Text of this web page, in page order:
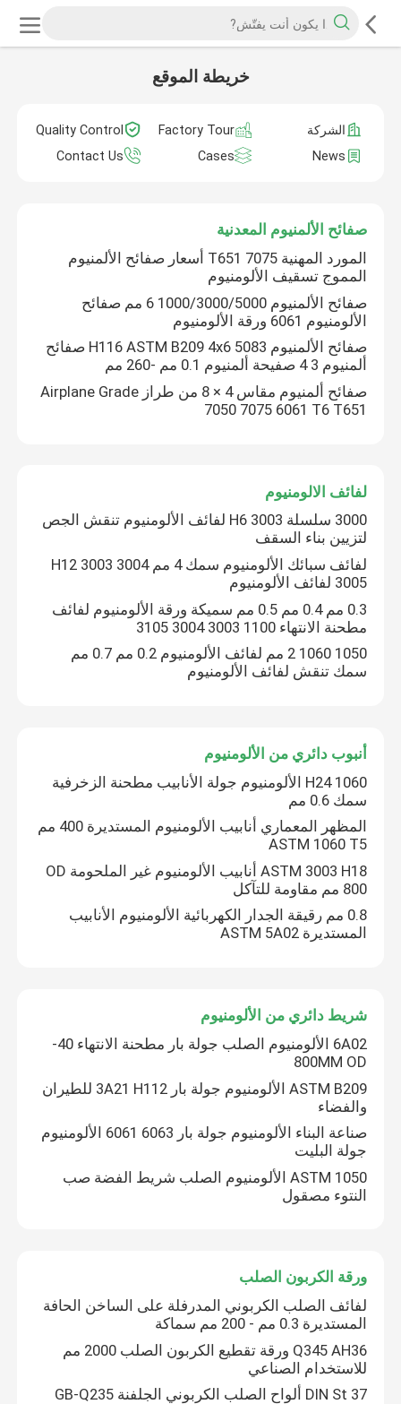
خريطة الموقع
الشركة Factory Tour
Quality Control
News
Cases
Contact Us
صفائح الألمنيوم المعدنية
المورد المهنية 7075 T651 أسعار صفائح الألمنيوم
المموج تسقيف الألومنيوم
صفائح الألمنيوم 1000/3000/5000 6 مم صفائح
الألومنيوم 6061 ورقة الألومنيوم
صفائح الألمنيوم 5083 H116 ASTM B209 4x6 صفائح
ألمنيوم 3 4 صفيحة ألمنيوم 0.1 مم -260 مم
صفائح ألمنيوم مقاس 4 × 8 من طراز Airplane Grade
7050 7075 6061 T6 T651
لفائف الالومنيوم
3000 سلسلة 3003 H6 لفائف الألومنيوم تنقش الجص
لتزيين بناء السقف
لفائف سبائك الألومنيوم سمك 4 مم H12 3003 3004
3005 لفائف الألومنيوم
0.3 مم 0.4 مم 0.5 مم سميكة ورقة الألومنيوم لفائف
مطحنة الانتهاء 1100 3003 3004 3105
1050 1060 2 مم لفائف الألومنيوم 0.2 مم 0.7 مم
سمك تنقش لفائف الألومنيوم
أنبوب دائري من الألومنيوم
1060 H24 الألومنيوم جولة الأنابيب مطحنة الزخرفية
سمك 0.6 مم
المظهر المعماري أنابيب الألومنيوم المستديرة 400 مم
ASTM 1060 T5
ASTM 3003 H18 أنابيب الألومنيوم غير الملحومة OD
800 مم مقاومة للتآكل
0.8 مم رقيقة الجدار الكهربائية الألومنيوم الأنابيب
المستديرة ASTM 5A02
شريط دائري من الألومنيوم
6A02 الألومنيوم الصلب جولة بار مطحنة الانتهاء 40-
800MM OD
ASTM B209 الألومنيوم جولة بار 3A21 H112 للطيران
والفضاء
صناعة البناء الألومنيوم جولة بار 6063 6061 الألومنيوم
جولة البليت
ASTM 1050 الألومنيوم الصلب شريط الفضة صب
النتوء مصقول
ورقة الكربون الصلب
لفائف الصلب الكربوني المدرفلة على الساخن الحافة
المستديرة 0.3 مم - 200 مم سماكة
Q345 AH36 ورقة تقطيع الكربون الصلب 2000 مم
للاستخدام الصناعي
DIN St 37 ألواح الصلب الكربوني الجلفنة GB-Q235